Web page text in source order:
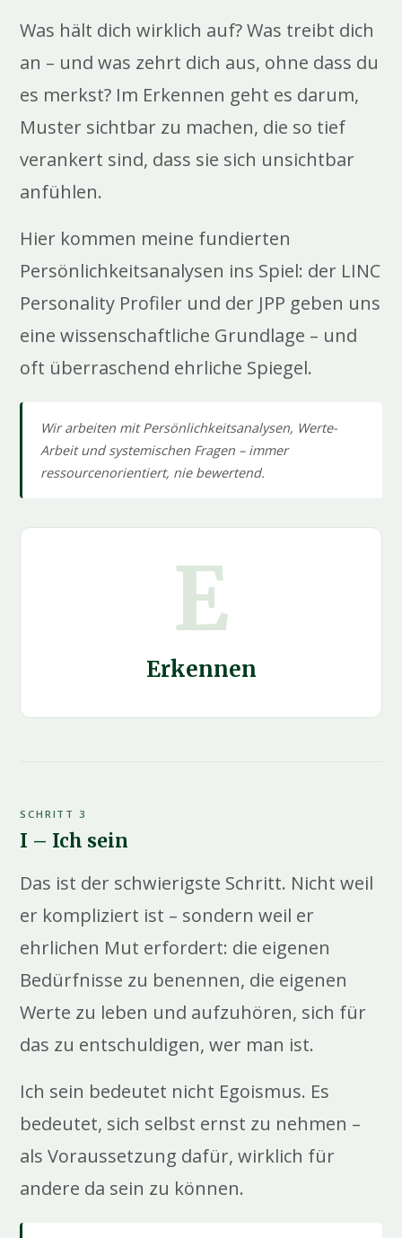
Was hält dich wirklich auf? Was treibt dich
an – und was zehrt dich aus, ohne dass du
es merkst? Im Erkennen geht es darum,
Muster sichtbar zu machen, die so tief
verankert sind, dass sie sich unsichtbar
anfühlen.
Hier kommen meine fundierten
Persönlichkeitsanalysen ins Spiel: der LINC
Personality Profiler und der JPP geben uns
eine wissenschaftliche Grundlage – und
oft überraschend ehrliche Spiegel.
Wir arbeiten mit Persönlichkeitsanalysen, Werte-
Arbeit und systemischen Fragen – immer
ressourcenorientiert, nie bewertend.
E
Erkennen
SCHRITT 3
I – Ich sein
Das ist der schwierigste Schritt. Nicht weil
er kompliziert ist – sondern weil er
ehrlichen Mut erfordert: die eigenen
Bedürfnisse zu benennen, die eigenen
Werte zu leben und aufzuhören, sich für
das zu entschuldigen, wer man ist.
Ich sein bedeutet nicht Egoismus. Es
bedeutet, sich selbst ernst zu nehmen –
als Voraussetzung dafür, wirklich für
andere da sein zu können.